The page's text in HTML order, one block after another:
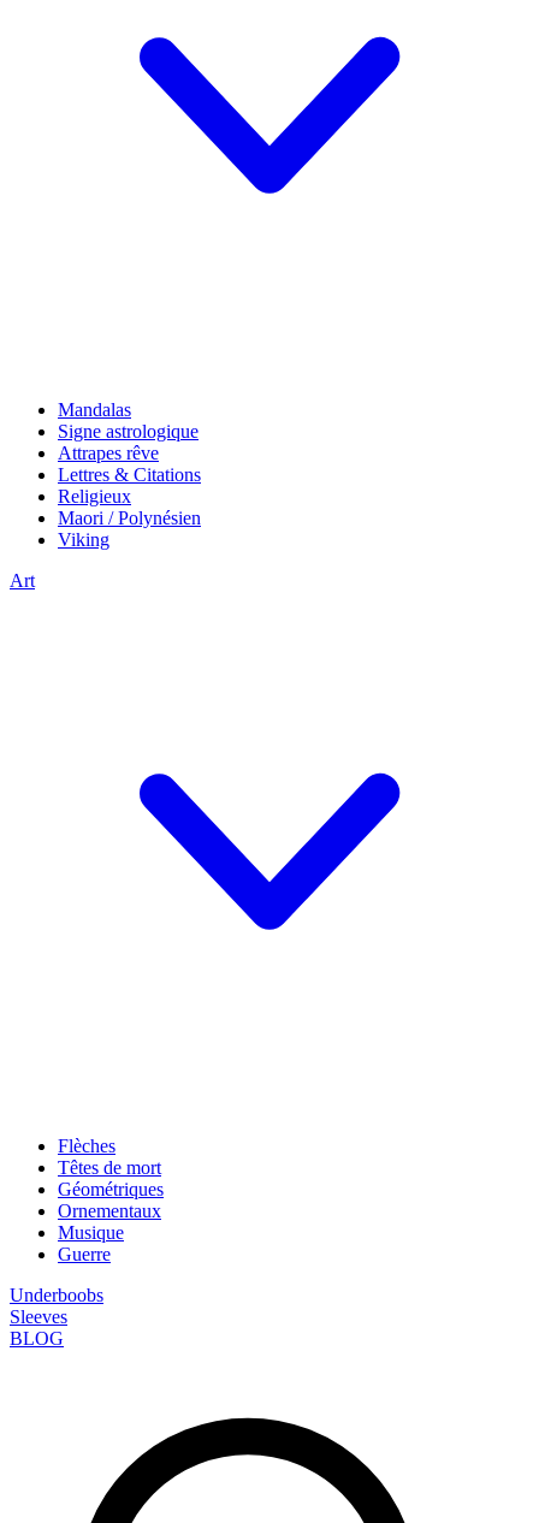
Mandalas
Signe astrologique
Attrapes rêve
Lettres & Citations
Religieux
Maori / Polynésien
Viking
Art
Flèches
Têtes de mort
Géométriques
Ornementaux
Musique
Guerre
Underboobs
Sleeves
BLOG